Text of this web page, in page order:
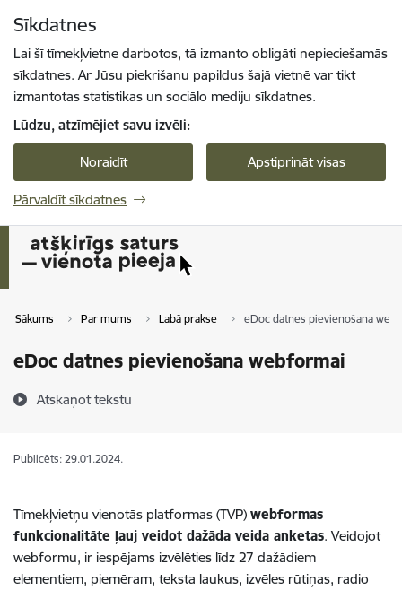
Sīkdatnes
Lai šī tīmekļvietne darbotos, tā izmanto obligāti nepieciešamās
sīkdatnes. Ar Jūsu piekrišanu papildus šajā vietnē var tikt
izmantotas statistikas un sociālo mediju sīkdatnes.
Lūdzu, atzīmējiet savu izvēli:
Noraidīt Apstiprināt visas
Pārvaldīt sīkdatnes
Sākums Par mums Labā prakse eDoc datnes pievienošana
eDoc datnes pievienošana webformai
Atskaņot tekstu
Publicēts: 29.01.2024.
Tīmekļvietņu vienotās platformas (TVP) webformas
funkcionalitāte ļauj veidot dažāda veida anketas. Veidojot
webformu, ir iespējams izvēlēties līdz 27 dažādiem
elementiem, piemēram, teksta laukus, izvēles rūtiņas, radio